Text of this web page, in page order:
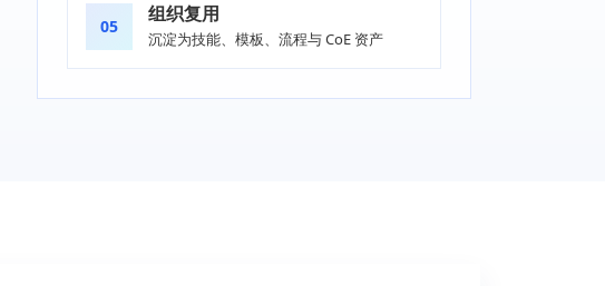
05
组织复用
沉淀为技能、模板、流程与 CoE 资产